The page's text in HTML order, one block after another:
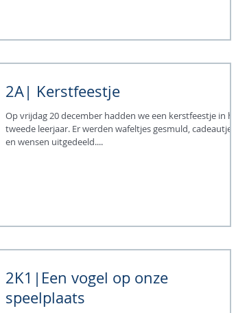
2A| Kerstfeestje
Op vrijdag 20 december hadden we een kerstfeestje in het
tweede leerjaar. Er werden wafeltjes gesmuld, cadeautjes
en wensen uitgedeeld....
2K1|Een vogel op onze
speelplaats